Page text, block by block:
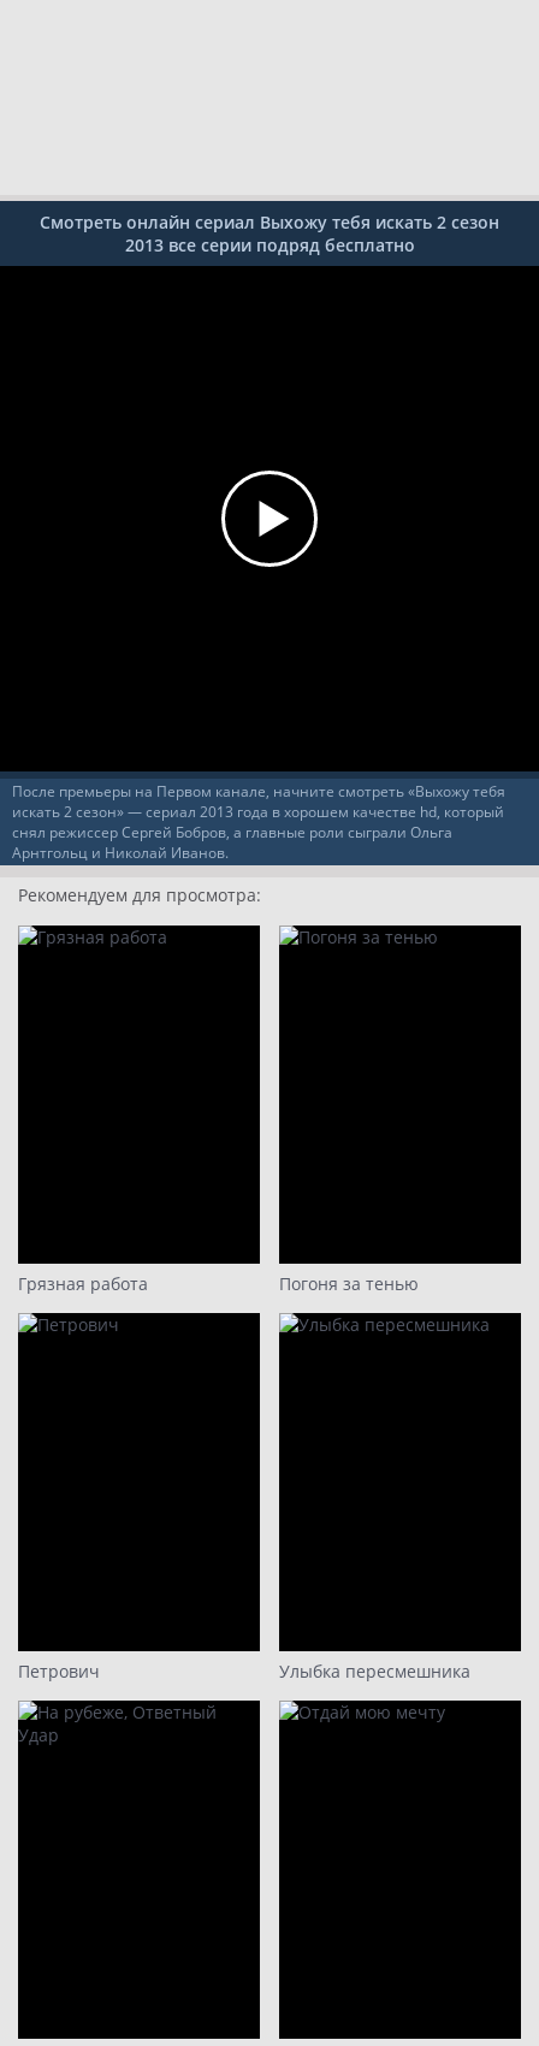
Смотреть онлайн сериал Выхожу тебя искать 2 сезон
2013 все серии подряд бесплатно
После премьеры на Первом канале, начните смотреть «Выхожу тебя
искать 2 сезон» — сериал 2013 года в хорошем качестве hd, который
снял режиссер Сергей Бобров, а главные роли сыграли Ольга
Арнтгольц и Николай Иванов.
Рекомендуем для просмотра:
Грязная работа Погоня за тенью
Петрович Улыбка пересмешника